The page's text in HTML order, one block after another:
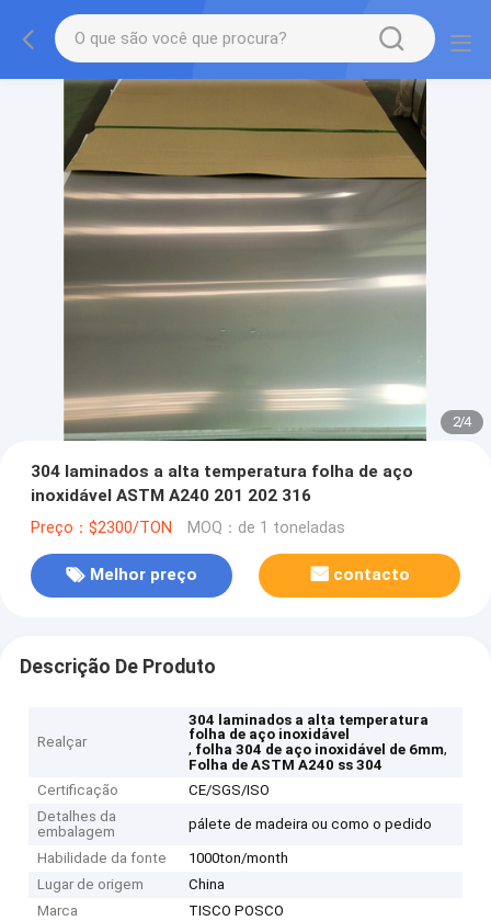
2/4
304 laminados a alta temperatura folha de aço
inoxidável ASTM A240 201 202 316
Preço：$2300/TON MOQ：de 1 toneladas
Melhor preço contacto
Descrição De Produto
Realçar
304 laminados a alta temperatura
folha de aço inoxidável
, folha 304 de aço inoxidável de 6mm,
Folha de ASTM A240 ss 304
Certificação
CE/SGS/ISO
Detalhes da
embalagem
pálete de madeira ou como o pedido
Habilidade da fonte
1000ton/month
Lugar de origem
China
Marca
TISCO POSCO